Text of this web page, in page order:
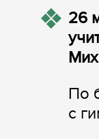
26
По
с